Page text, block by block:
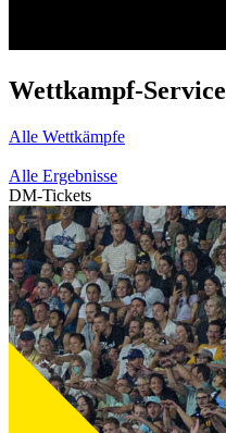
Wettkampf-Service
Alle Wettkämpfe
Alle Ergebnisse
DM-Tickets